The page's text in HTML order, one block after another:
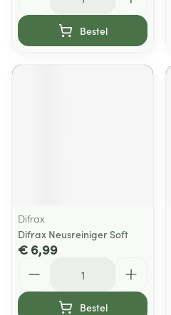
Bestel
Difrax
Difrax Neusreiniger Soft
€ 6,99
Bestel